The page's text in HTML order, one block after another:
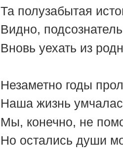
Та полузабытая
Видно,
Вновь уехать из
Незаметно годы
Наша жизнь
Мы, конечно, не
Но остались души